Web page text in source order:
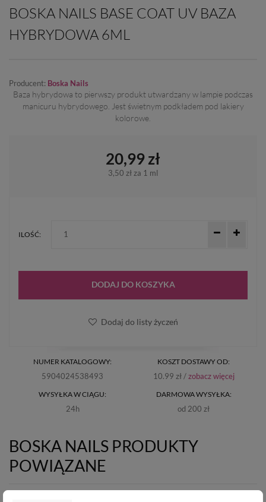
BOSKA NAILS BASE COAT UV BAZA
HYBRYDOWA 6ML
Producent: Boska Nails
Baza hybrydowa to pierwszy produkt utwardzany w lampie podczas
manicuru hybrydowego. Jest świetnym podkładem pod lakiery
kolorowe.
NUMER KATALOGOWY:
5904024538493
WYSYŁKA W CIĄGU:
24h
KOSZT DOSTAWY OD:
10.99 zł /zobacz więcej
DARMOWA WYSYŁKA:
od 200 zł
20,99 zł
3,50 złza 1 ml
ILOŚĆ:
DODAJ DO KOSZYKA
Dodaj do listy życzeń
BOSKA NAILS PRODUKTY
POWIĄZANE